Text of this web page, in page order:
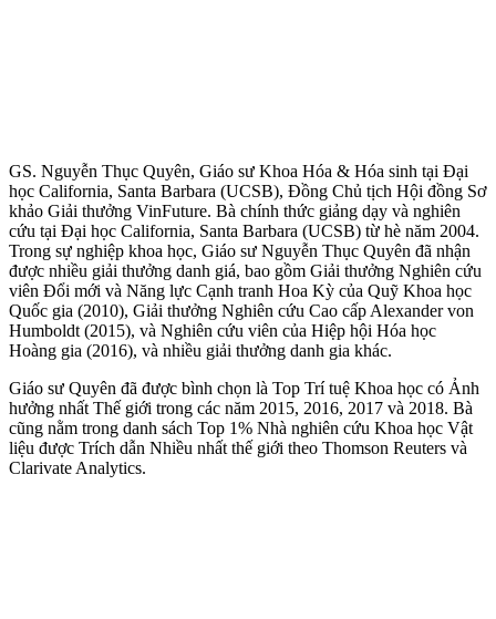
GS. Nguyễn Thục Quyên, Giáo sư Khoa Hóa & Hóa sinh tại Đại
học California, Santa Barbara (UCSB), Đồng Chủ tịch Hội đồng Sơ
khảo Giải thưởng VinFuture. Bà chính thức giảng dạy và nghiên
cứu tại Đại học California, Santa Barbara (UCSB) từ hè năm 2004.
Trong sự nghiệp khoa học, Giáo sư Nguyễn Thục Quyên đã nhận
được nhiều giải thưởng danh giá, bao gồm Giải thưởng Nghiên cứu
viên Đổi mới và Năng lực Cạnh tranh Hoa Kỳ của Quỹ Khoa học
Quốc gia (2010), Giải thưởng Nghiên cứu Cao cấp Alexander von
Humboldt (2015), và Nghiên cứu viên của Hiệp hội Hóa học
Hoàng gia (2016), và nhiều giải thưởng danh gia khác.
Giáo sư Quyên đã được bình chọn là Top Trí tuệ Khoa học có Ảnh
hưởng nhất Thế giới trong các năm 2015, 2016, 2017 và 2018. Bà
cũng nằm trong danh sách Top 1% Nhà nghiên cứu Khoa học Vật
liệu được Trích dẫn Nhiều nhất thế giới theo Thomson Reuters và
Clarivate Analytics.